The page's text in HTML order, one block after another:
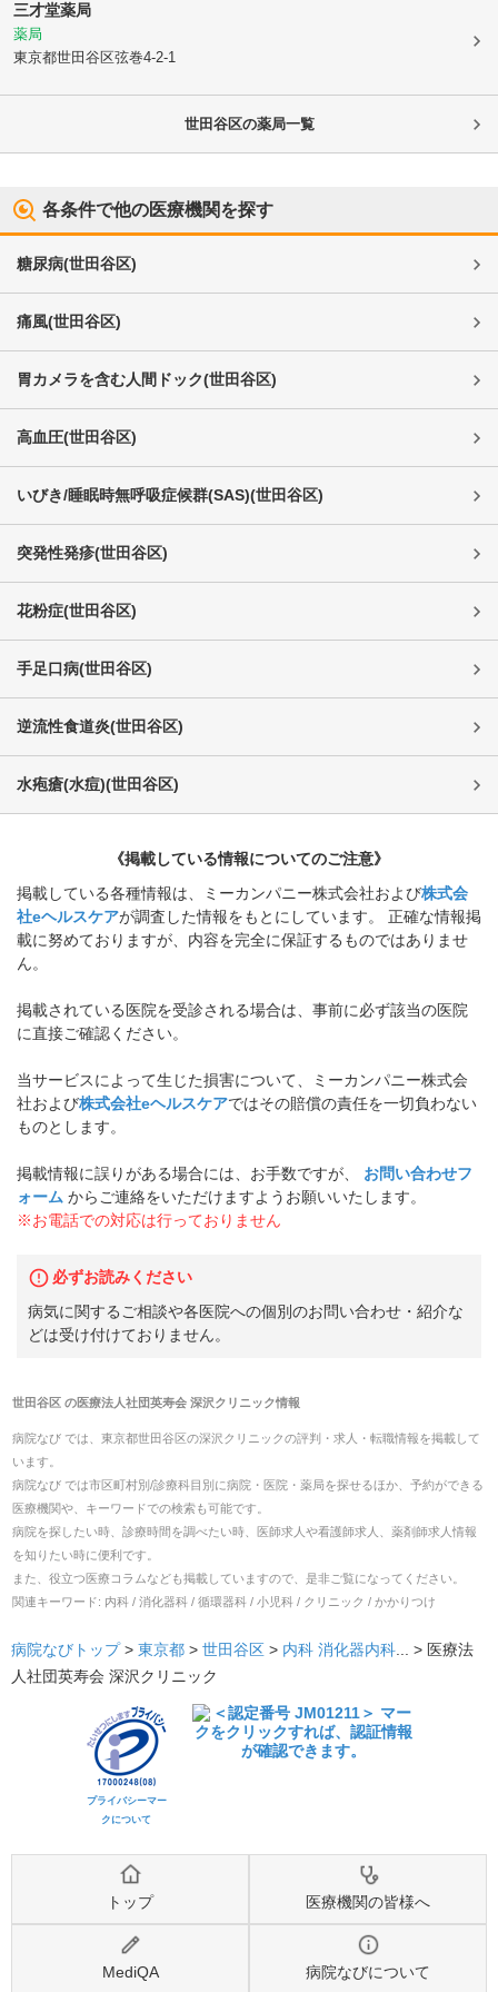
三才堂薬局
薬局
東京都世田谷区弦巻4-2-1
世田谷区の薬局一覧
各条件で他の医療機関を探す
糖尿病(世田谷区)
痛風(世田谷区)
胃カメラを含む人間ドック(世田谷区)
高血圧(世田谷区)
いびき/睡眠時無呼吸症候群(SAS)(世田谷区)
突発性発疹(世田谷区)
花粉症(世田谷区)
手足口病(世田谷区)
逆流性食道炎(世田谷区)
水疱瘡(水痘)(世田谷区)
《掲載している情報についてのご注意》
掲載している各種情報は、ミーカンパニー株式会社および株式会
社eヘルスケアが調査した情報をもとにしています。 正確な情報掲
載に努めておりますが、内容を完全に保証するものではありませ
ん。
掲載されている医院を受診される場合は、事前に必ず該当の医院
に直接ご確認ください。
当サービスによって生じた損害について、ミーカンパニー株式会
社および株式会社eヘルスケアではその賠償の責任を一切負わない
ものとします。
掲載情報に誤りがある場合には、お手数ですが、
お問い合わせフ
ォーム からご連絡をいただけますようお願いいたします。
※お電話での対応は行っておりません
必ずお読みください
病気に関するご相談や各医院への個別のお問い合わせ・紹介な
どは受け付けておりません。
世田谷区の医療法人社団英寿会 深沢クリニック情報
病院なび では、 東京都世田谷区の深沢クリニックの評判・求人・転職情報を掲載して
います。
病院なび では市区町村別/診療科目別に病院・医院・薬局を探せるほか、予約ができる
医療機関や、キーワードでの検索も可能です。
病院を探したい時、診療時間を調べたい時、医師求人や看護師求人、薬剤師求人情報
を知りたい時に便利です。
また、役立つ医療コラムなども掲載していますので、是非ご覧になってください。
関連キーワード: 内科 / 消化器科 / 循環器科 / 小児科 / クリニック / かかりつけ
病院なびトップ> 東京都 > 世田谷区 > 内科 消化器内科 ... > 医療法
人社団英寿会 深沢クリニック
プライバシーマー
クについて
トップ 医療機関の皆様へ
MediQA 病院なびについて